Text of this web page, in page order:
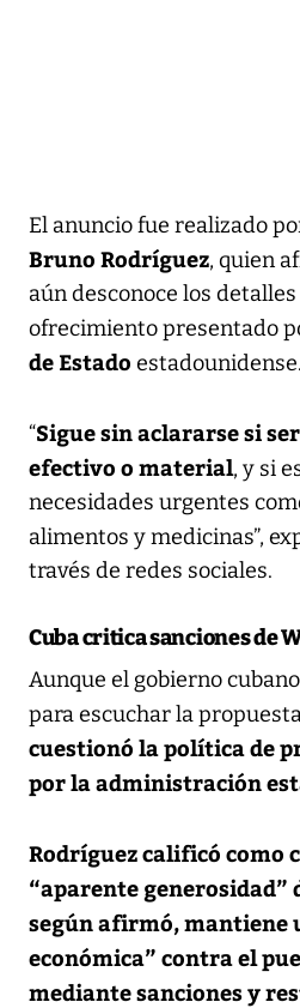
El anuncio fue realizado
Bruno Rodríguez, quien
aún desconoce los
ofrecimiento presentado
de Estado estadounidense.
“Sigue sin aclararse si
efectivo o material, y si
necesidades urgentes
alimentos y medicinas”,
través de redes sociales.
Cuba critica sanciones de
Aunque el gobierno
para escuchar la
cuestionó la política de
por la administración
Rodríguez calificó como
“aparente generosidad”
según afirmó, mantiene
económica” contra el
mediante sanciones y